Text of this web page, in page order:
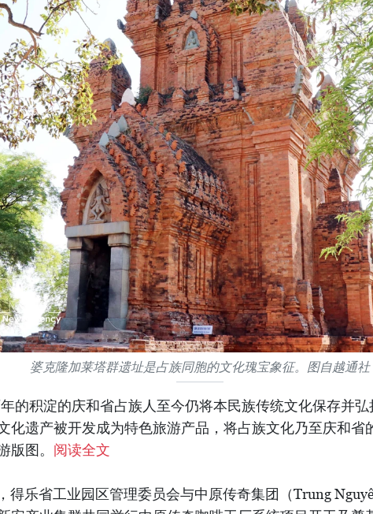
婆克隆加莱塔群遗址是占族同胞的文化瑰宝象征。图自越通社
年的积淀的庆和省占族人至今仍将本民族传统文化保存并
化遗产被开发成为特色旅游产品，将占族文化乃至庆和省
版图。 阅读全文
得乐省工业园区管理委员会与中原传奇集团（Trung